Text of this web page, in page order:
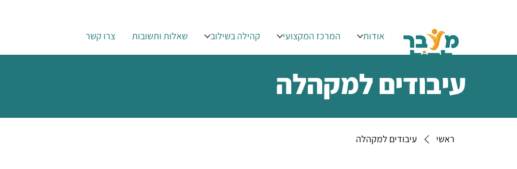
אודות המרכז המקצועי קהילה בשילוב שאלות ותשובות צרו קשר
עיבודים למקהלה
ראשי עיבודים למקהלה